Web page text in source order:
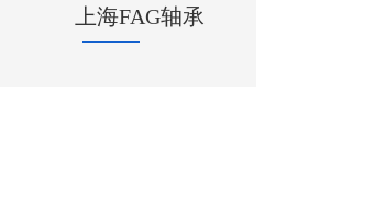
1209 进口NSK轴承